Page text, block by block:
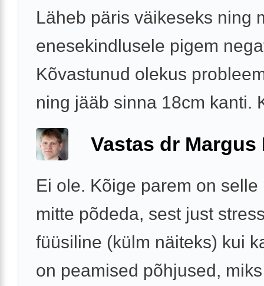
Läheb päris väikeseks ning
enesekindlusele pigem
Kõvastunud olekus
ning jääb sinna 18cm kanti.
Vastas dr Margus
Ei ole. Kõige parem on selle
mitte põdeda, sest just
füüsiline (külm näiteks) kui
on peamised põhjused,